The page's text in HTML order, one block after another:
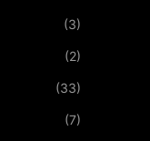
(3)
(2)
(33)
(7)